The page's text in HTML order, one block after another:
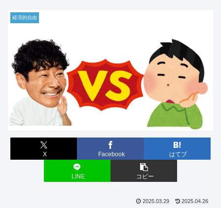
経済的自由
X Facebook はてブ
LINE コピー
2025.03.29 2025.04.26